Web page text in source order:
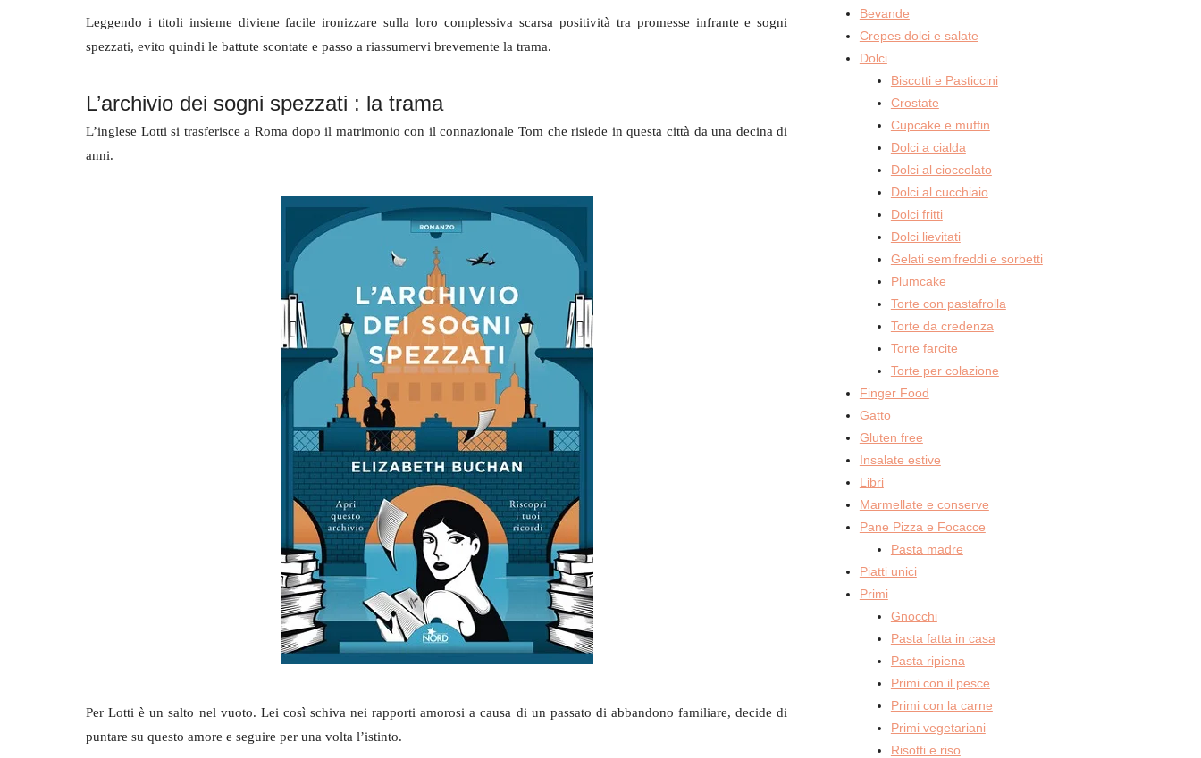
Leggendo i titoli insieme diviene facile ironizzare sulla loro complessiva scarsa positività tra promesse infrante e sogni
spezzati, evito quindi le battute scontate e passo a riassumervi brevemente la trama.
L’archivio dei sogni spezzati : la trama
L’inglese Lotti si trasferisce a Roma dopo il matrimonio con il connazionale Tom che risiede in questa città da una decina di
anni.
Per Lotti è un salto nel vuoto. Lei così schiva nei rapporti amorosi a causa di un passato di abbandono familiare, decide di
puntare su questo amore e seguire per una volta l’istinto.
Bevande
Crepes dolci e salate
Dolci
Biscotti e Pasticcini
Crostate
Cupcake e muffin
Dolci a cialda
Dolci al cioccolato
Dolci al cucchiaio
Dolci fritti
Dolci lievitati
Gelati semifreddi e sorbetti
Plumcake
Torte con pastafrolla
Torte da credenza
Torte farcite
Torte per colazione
Finger Food
Gatto
Gluten free
Insalate estive
Libri
Marmellate e conserve
Pane Pizza e Focacce
Pasta madre
Piatti unici
Primi
Gnocchi
Pasta fatta in casa
Pasta ripiena
Primi con il pesce
Primi con la carne
Primi vegetariani
Risotti e riso